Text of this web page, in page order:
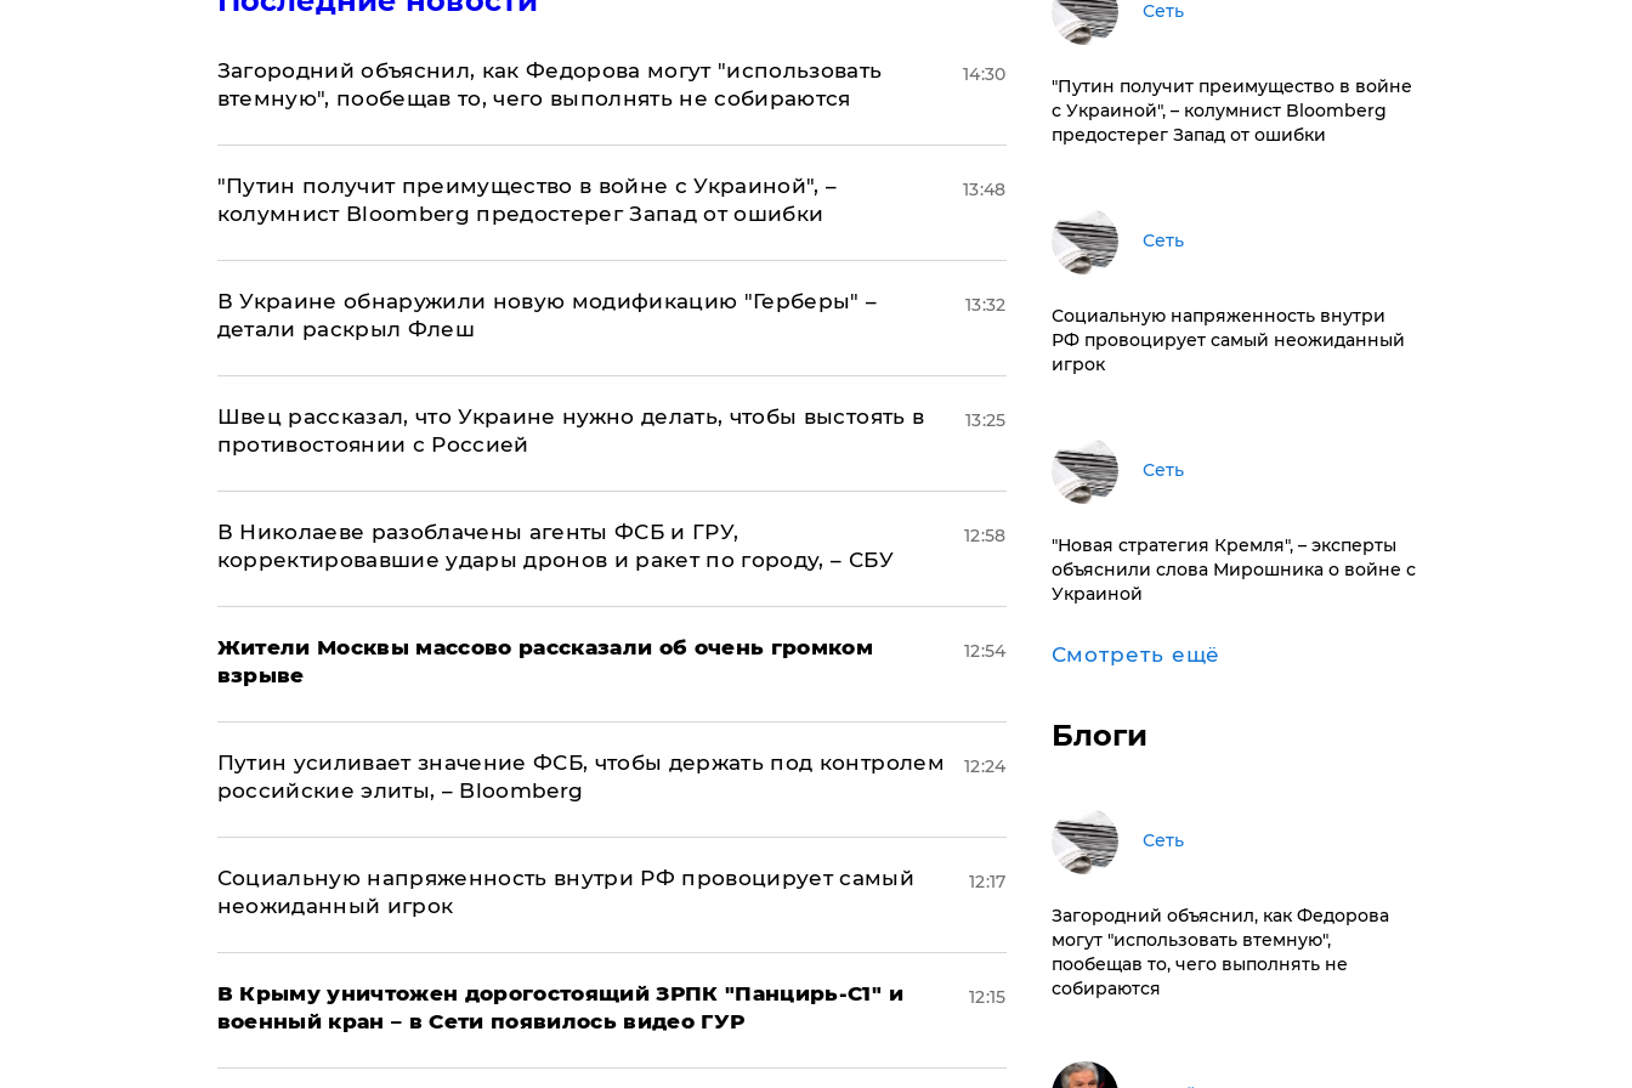
Загородний объяснил, как Федорова могут "использовать
втемную", пообещав то, чего выполнять не собираются
14:30
"Путин получит преимущество в войне с Украиной", –
колумнист Bloomberg предостерег Запад от ошибки
13:48
В Украине обнаружили новую модификацию "Герберы" –
детали раскрыл Флеш
13:32
Швец рассказал, что Украине нужно делать, чтобы выстоять в
противостоянии с Россией
13:25
В Николаеве разоблачены агенты ФСБ и ГРУ,
корректировавшие удары дронов и ракет по городу, – СБУ
12:58
Жители Москвы массово рассказали об очень громком
взрыве
12:54
Путин усиливает значение ФСБ, чтобы держать под контролем
российские элиты, – Bloomberg
12:24
Социальную напряженность внутри РФ провоцирует самый
неожиданный игрок
12:17
В Крыму уничтожен дорогостоящий ЗРПК "Панцирь-С1" и
военный кран – в Сети появилось видео ГУР
12:15
Сеть
"Путин получит преимущество в войне
с Украиной", – колумнист Bloomberg
предостерег Запад от ошибки
Сеть
Социальную напряженность внутри
РФ провоцирует самый неожиданный
игрок
Сеть
"Новая стратегия Кремля", – эксперты
объяснили слова Мирошника о войне с
Украиной
Смотреть ещё
Блоги
Сеть
Загородний объяснил, как Федорова
могут "использовать втемную",
пообещав то, чего выполнять не
собираются